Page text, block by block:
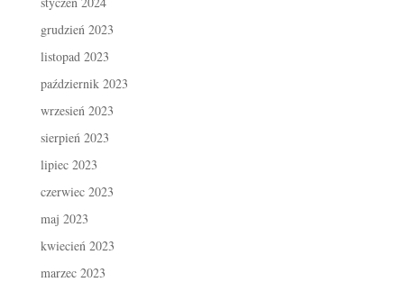
grudzień 2023
listopad 2023
październik 2023
wrzesień 2023
sierpień 2023
lipiec 2023
czerwiec 2023
maj 2023
kwiecień 2023
marzec 2023